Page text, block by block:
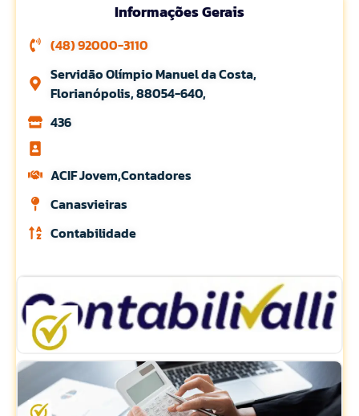
Informações Gerais
(48) 92000-3110
Servidão Olímpio Manuel da Costa,
Florianópolis, 88054-640,
436
ACIF Jovem,Contadores
Canasvieiras
Contabilidade